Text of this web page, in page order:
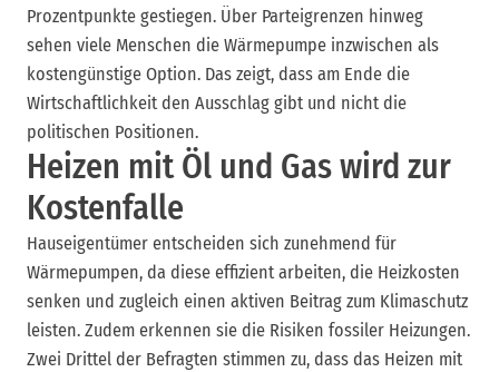
Prozentpunkte gestiegen. Über Parteigrenzen hinweg
sehen viele Menschen die Wärmepumpe inzwischen als
kostengünstige Option. Das zeigt, dass am Ende die
Wirtschaftlichkeit den Ausschlag gibt und nicht die
politischen Positionen.
Heizen mit Öl und Gas wird zur
Kostenfalle
Hauseigentümer entscheiden sich zunehmend für
Wärmepumpen, da diese effizient arbeiten, die Heizkosten
senken und zugleich einen aktiven Beitrag zum Klimaschutz
leisten. Zudem erkennen sie die Risiken fossiler Heizungen.
Zwei Drittel der Befragten stimmen zu, dass das Heizen mit